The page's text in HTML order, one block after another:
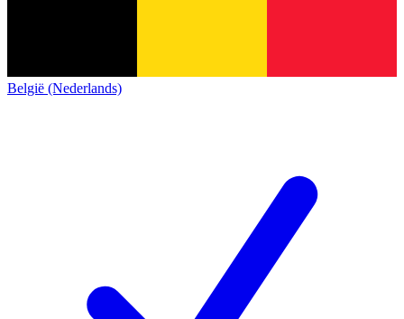
België (Nederlands)